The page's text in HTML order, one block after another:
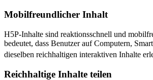
Mobilfreundlicher Inhalt
H5P-Inhalte sind reaktionsschnell und
bedeutet, dass Benutzer auf Computern,
dieselben reichhaltigen interaktiven Inhalte
Reichhaltige Inhalte teilen